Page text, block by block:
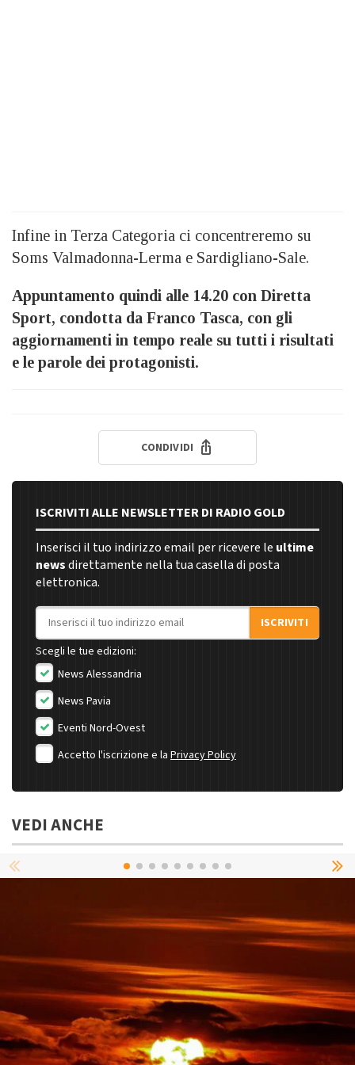
Infine in Terza Categoria ci concentreremo su
Soms Valmadonna-Lerma e Sardigliano-Sale.
Appuntamento quindi alle 14.20 con Diretta
Sport, condotta da Franco Tasca, con gli
aggiornamenti in tempo reale su tutti i risultati
e le parole dei protagonisti.
CONDIVIDI
ISCRIVITI ALLE NEWSLETTER DI RADIO GOLD
Inserisci il tuo indirizzo email per ricevere le ultime
newsdirettamente nella tua casella di posta
elettronica.
Indirizzo email
ISCRIVITI
Scegli le tue edizioni:
News Alessandria
News Pavia
Eventi Nord-Ovest
Accetto l'iscrizione e la Privacy Policy
VEDI ANCHE